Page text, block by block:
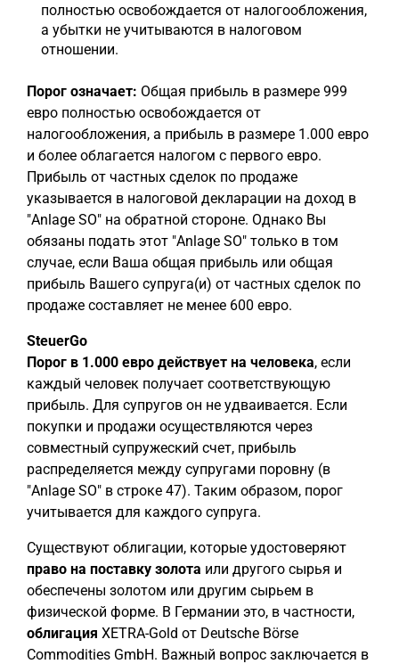
полностью освобождается от налогообложения,
а убытки не учитываются в налоговом
отношении.
Порог означает: Общая прибыль в размере 999
евро полностью освобождается от
налогообложения, а прибыль в размере 1.000 евро
и более облагается налогом с первого евро.
Прибыль от частных сделок по продаже
указывается в налоговой декларации на доход в
"Anlage SO" на обратной стороне. Однако Вы
обязаны подать этот "Anlage SO" только в том
случае, если Ваша общая прибыль или общая
прибыль Вашего супруга(и) от частных сделок по
продаже составляет не менее 600 евро.
SteuerGo
Порог в 1.000 евро действует на человека, если
каждый человек получает соответствующую
прибыль. Для супругов он не удваивается. Если
покупки и продажи осуществляются через
совместный супружеский счет, прибыль
распределяется между супругами поровну (в
"Anlage SO" в строке 47). Таким образом, порог
учитывается для каждого супруга.
Существуют облигации, которые удостоверяют
право на поставку золота или другого сырья и
обеспечены золотом или другим сырьем в
физической форме. В Германии это, в частности,
облигация XETRA-Gold от Deutsche Börse
Commodities GmbH. Важный вопрос заключается в